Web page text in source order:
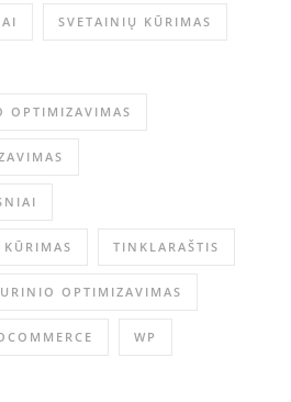
SVETAINIŲ KŪRIMAS
OPTIMIZAVIMAS
TINKLARAŠTIS
OPTIMIZAVIMAS
WP